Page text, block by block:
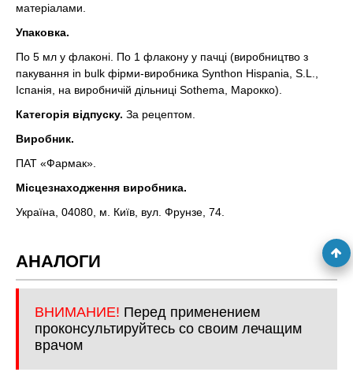
матеріалами.
Упаковка.
По 5 мл у флаконі. По 1 флакону у пачці (виробництво з
пакування in bulk фірми-виробника Synthon Hispania, S.L.,
Іспанія, на виробничій дільниці Sothema, Марокко).
Категорія відпуску. За рецептом.
Виробник.
ПАТ «Фармак».
Місцезнаходження виробника.
Україна, 04080, м. Київ, вул. Фрунзе, 74.
АНАЛОГИ
ВНИМАНИЕ! Перед применением
проконсультируйтесь со своим лечащим
врачом